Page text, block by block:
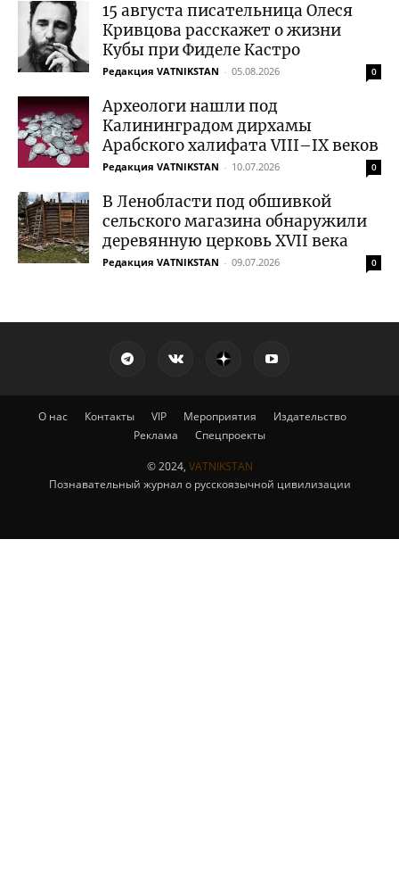
15 августа писательница Олеся
Кривцова расскажет о жизни
Кубы при Фиделе Кастро
Редакция VATNIKSTAN - 05.08.2026 0
Археологи нашли под
Калининградом дирхамы
Арабского халифата VIII–IX веков
Редакция VATNIKSTAN - 10.07.2026 0
В Ленобласти под обшивкой
сельского магазина обнаружили
деревянную церковь XVII века
Редакция VATNIKSTAN - 09.07.2026 0
О нас Контакты VIP Мероприятия
Издательство
Реклама
Спецпроекты
© 2024, VATNIKSTAN
Познавательный журнал о русскоязычной цивилизации